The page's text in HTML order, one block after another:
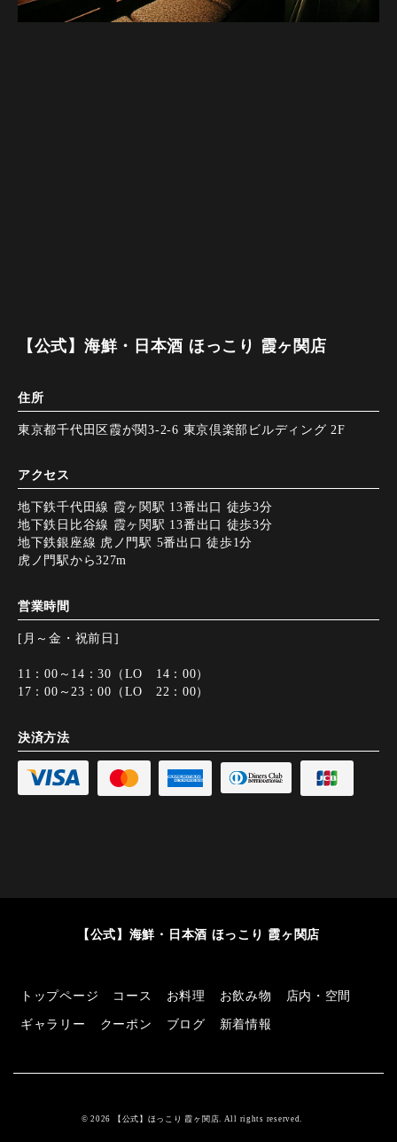
【公式】海鮮・日本酒 ほっこり 霞ヶ関店
住所
東京都千代田区霞が関3-2-6 東京倶楽部ビルディング 2F
アクセス
地下鉄千代田線 霞ヶ関駅 13番出口 徒歩3分
地下鉄日比谷線 霞ヶ関駅 13番出口 徒歩3分
地下鉄銀座線 虎ノ門駅 5番出口 徒歩1分
虎ノ門駅から327m
営業時間
[月～金・祝前日]
11：00～14：30（LO 14：00）
17：00～23：00（LO 22：00）
決済方法
【公式】海鮮・日本酒 ほっこり 霞ヶ関店
トップページ コース お料理 お飲み物 店内・空間
ギャラリー クーポン ブログ 新着情報
© 2026 【公式】ほっこり 霞ヶ関店. All rights reserved.